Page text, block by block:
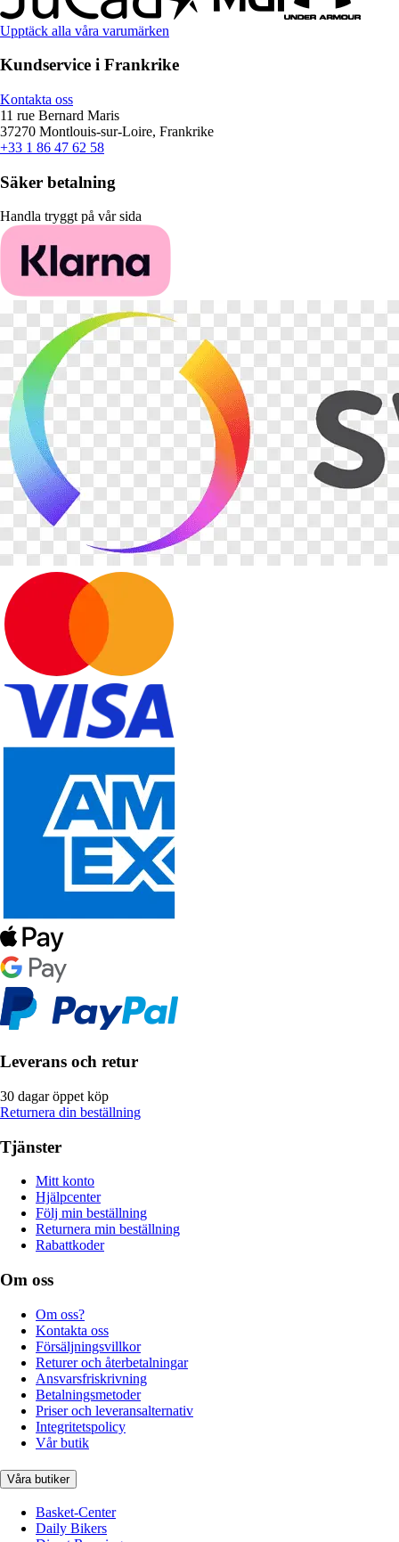
Upptäck alla våra varumärken
Kundservice i Frankrike
Kontakta oss
11 rue Bernard Maris
37270 Montlouis-sur-Loire, Frankrike
+33 1 86 47 62 58
Säker betalning
Handla tryggt på vår sida
Leverans och retur
30 dagar öppet köp
Returnera din beställning
Tjänster
Mitt konto
Hjälpcenter
Följ min beställning
Returnera min beställning
Rabattkoder
Om oss
Om oss?
Kontakta oss
Försäljningsvillkor
Returer och återbetalningar
Ansvarsfriskrivning
Betalningsmetoder
Priser och leveransalternativ
Integritetspolicy
Vår butik
Våra butiker
Basket-Center
Daily Bikers